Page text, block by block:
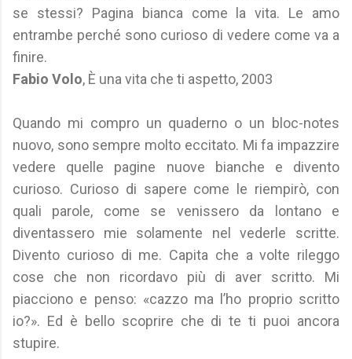
se stessi? Pagina bianca come la vita. Le amo
entrambe perché sono curioso di vedere come va a
finire.
Fabio Volo, È una vita che ti aspetto, 2003
Quando mi compro un quaderno o un bloc-notes
nuovo, sono sempre molto eccitato. Mi fa impazzire
vedere quelle pagine nuove bianche e divento
curioso. Curioso di sapere come le riempirò, con
quali parole, come se venissero da lontano e
diventassero mie solamente nel vederle scritte.
Divento curioso di me. Capita che a volte rileggo
cose che non ricordavo più di aver scritto. Mi
piacciono e penso: «cazzo ma l’ho proprio scritto
io?». Ed è bello scoprire che di te ti puoi ancora
stupire.